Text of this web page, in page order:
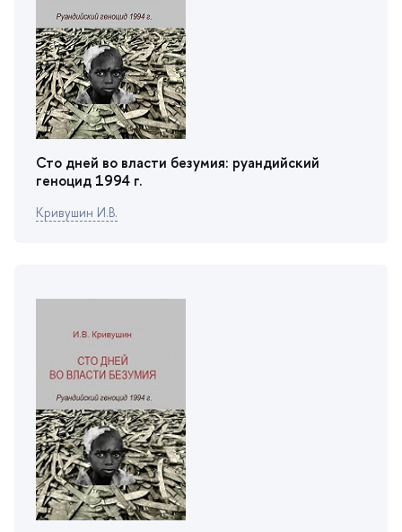
Сто дней во власти безумия: руандийский
еноцид 1994 г.
Кривушин И.В.